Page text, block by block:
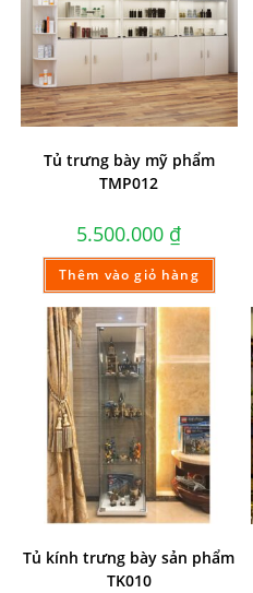
Tủ trưng bày mỹ phẩm
TMP012
5.500.000 ₫
Thêm vào giỏ hàng
Tủ kính trưng bày sản phẩm
TK010